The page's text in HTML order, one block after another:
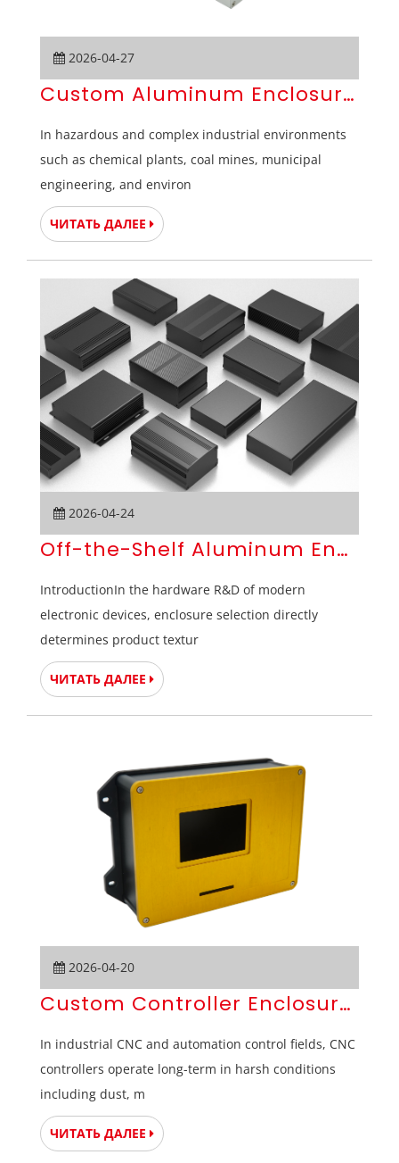
2026-04-27
Custom Aluminum Enclosures
In hazardous and complex industrial environments
such as chemical plants, coal mines, municipal
engineering, and environ
ЧИТАТЬ ДАЛЕЕ
2026-04-24
Off-the-Shelf Aluminum
IntroductionIn the hardware R&D of modern
electronic devices, enclosure selection directly
determines product textur
ЧИТАТЬ ДАЛЕЕ
2026-04-20
Custom Controller Enclosures |
In industrial CNC and automation control fields, CNC
controllers operate long-term in harsh conditions
including dust, m
ЧИТАТЬ ДАЛЕЕ